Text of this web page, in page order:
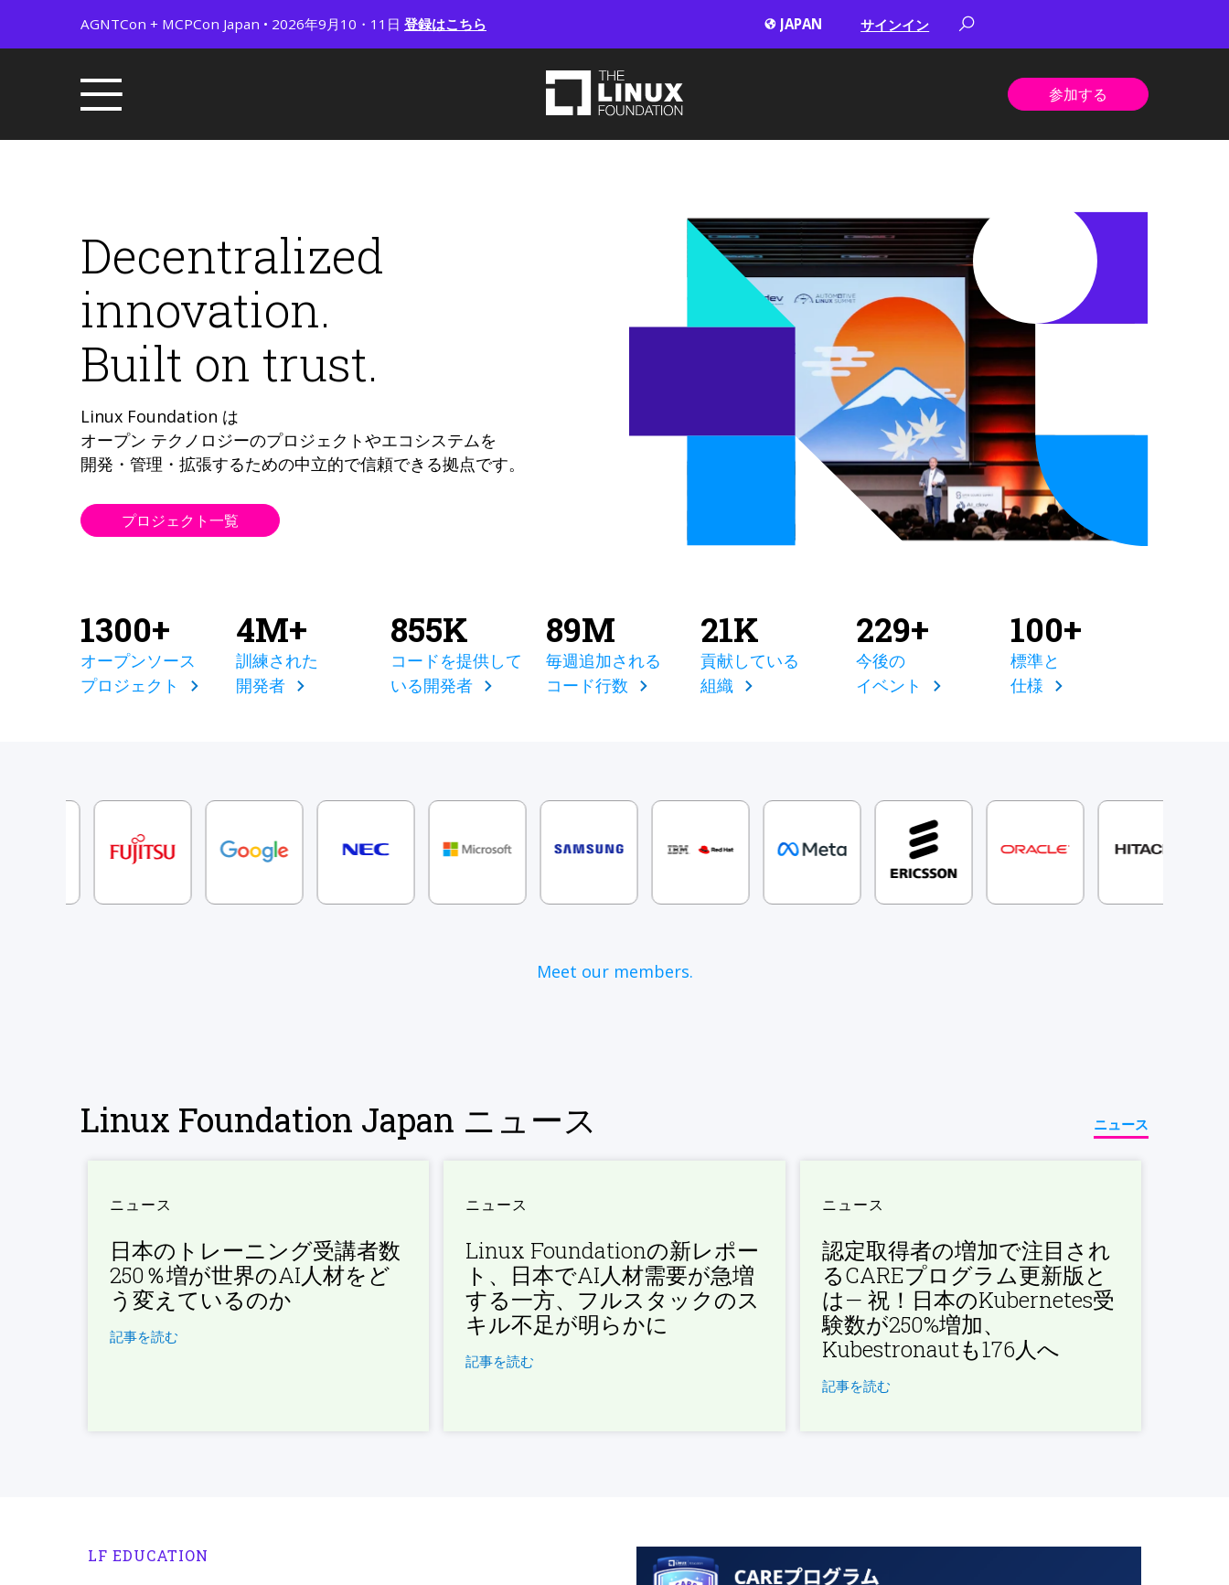
AGNTCon + MCPCon Japan • 2026年9月10・11日 登録はこちら サインイン
参加する
Decentralized
innovation.
Built on trust.
Linux Foundation は
オープン テクノロジーのプロジェクトやエコシステムを
開発・管理・拡張するための中立的で信頼できる拠点です。
プロジェクト一覧
1300+
オープンソース
プロジェクト
4M+
訓練された
開発者
855K
コードを提供して
いる開発者
89M
毎週追加される
コード行数
21K
貢献している
組織
229+
今後の
イベント
100+
標準と
仕様
Meet our members.
Linux Foundation Japan ニュース ニュース
ニュース
日本のトレーニング受講者数
250％増が世界のAI人材をど
う変えているのか
記事を読む
ニュース
Linux Foundationの新レポー
ト、日本でAI人材需要が急増
する一方、フルスタックのス
キル不足が明らかに
記事を読む
ニュース
認定取得者の増加で注目され
るCAREプログラム更新版と
は— 祝！日本のKubernetes受
験数が250%増加、
Kubestronautも176人へ
記事を読む
LF EDUCATION